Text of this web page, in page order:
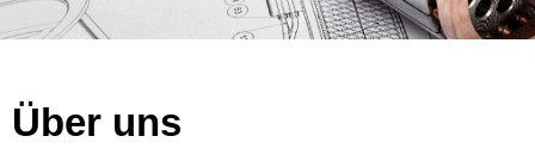
Über uns